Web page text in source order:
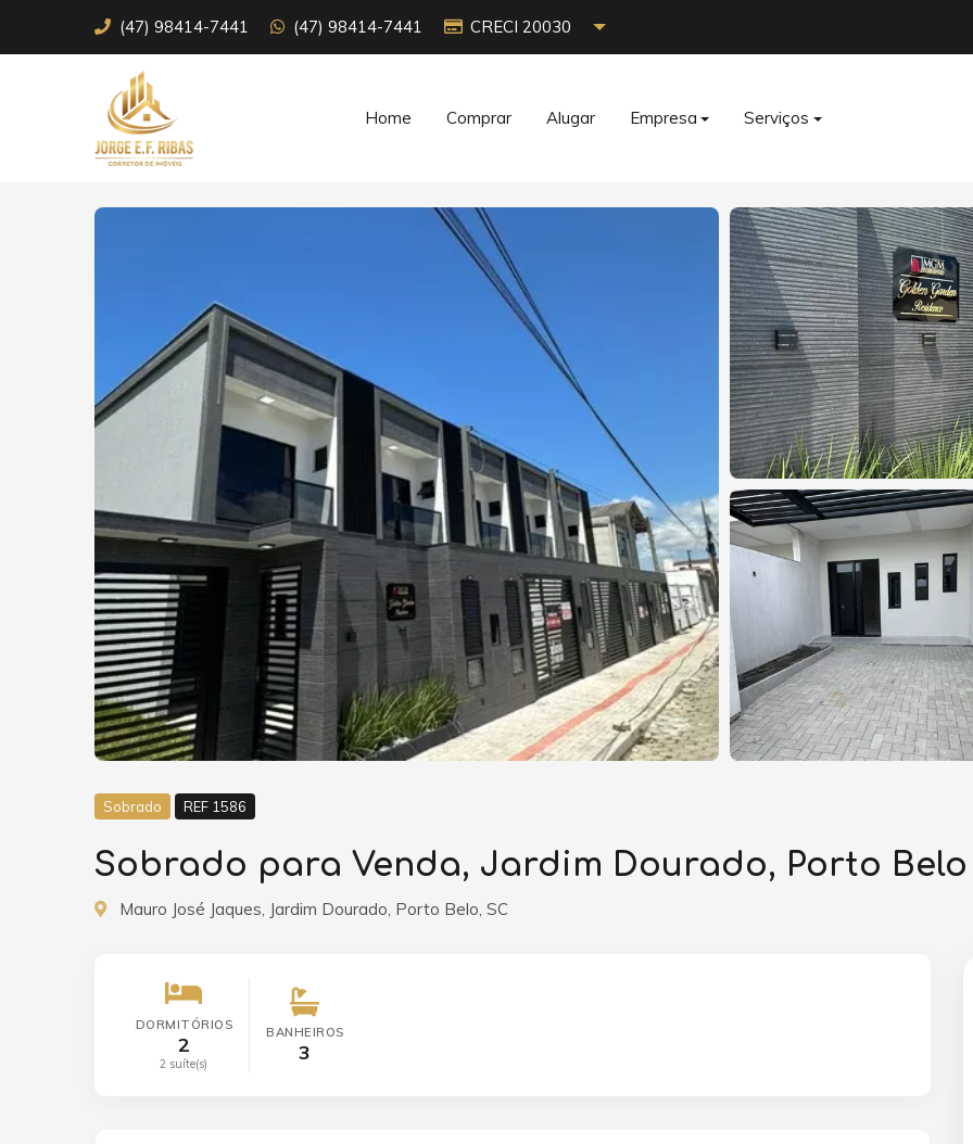
(47) 98414-7441 (47) 98414-7441 CRECI 20030
Home Comprar Alugar Empresa Serviços
Sobrado REF 1586
Sobrado para Venda, Jardim Dourado, Porto Belo
Mauro José Jaques, Jardim Dourado, Porto Belo, SC
DORMITÓRIOS
2
2 suíte(s)
BANHEIROS
3